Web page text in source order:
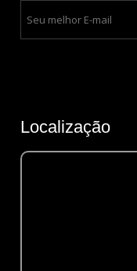
Localização